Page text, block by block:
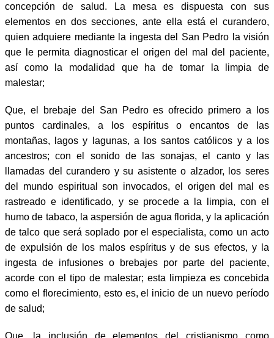
concepción de salud. La mesa es dispuesta con sus
elementos en dos secciones, ante ella está el curandero,
quien adquiere mediante la ingesta del San Pedro la visión
que le permita diagnosticar el origen del mal del paciente,
así como la modalidad que ha de tomar la limpia de
malestar;
Que, el brebaje del San Pedro es ofrecido primero a los
puntos cardinales, a los espíritus o encantos de las
montañas, lagos y lagunas, a los santos católicos y a los
ancestros; con el sonido de las sonajas, el canto y las
llamadas del curandero y su asistente o alzador, los seres
del mundo espiritual son invocados, el origen del mal es
rastreado e identificado, y se procede a la limpia, con el
humo de tabaco, la aspersión de agua florida, y la aplicación
de talco que será soplado por el especialista, como un acto
de expulsión de los malos espíritus y de sus efectos, y la
ingesta de infusiones o brebajes por parte del paciente,
acorde con el tipo de malestar; esta limpieza es concebida
como el florecimiento, esto es, el inicio de un nuevo período
de salud;
Que, la inclusión de elementos del cristianismo como